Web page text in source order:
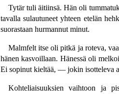
Tytär tuli äitiinsä. Hän oli
tavalla sulautuneet yhteen etelän
suorastaan hurmannut minut.
Malmfelt itse oli pitkä ja roteva,
hänen kasvoillaan. Hänessä oli
Ei sopinut kieltää, — jokin isotteleva
Kohteliaisuuksien vaihtoon ja